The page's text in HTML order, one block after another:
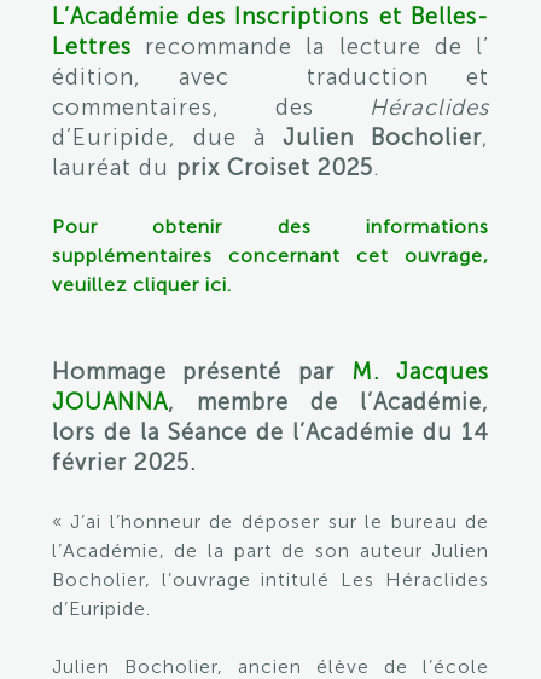
L’Académie des Inscriptions et Belles-
Lettres recommande la lecture de l’
édition, avec traduction et
commentaires, des Héraclides
d’Euripide, due àJulien Bocholier,
lauréat du prix Croiset 2025.
Pour obtenir des informations
supplémentaires concernant cet ouvrage,
veuillez cliquer ici.
Hommage présenté par M. Jacques
JOUANNA, membre de l’Académie,
lors de la Séance de l’Académie du 14
février 2025.
« J’ai l’honneur de déposer sur le bureau de
l’Académie, de la part de son auteur Julien
Bocholier, l’ouvrage intitulé Les Héraclides
d’Euripide.
Julien Bocholier, ancien élève de l’école